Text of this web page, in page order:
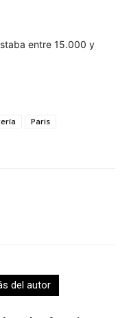
entre 15.000 y
Paris
del autor